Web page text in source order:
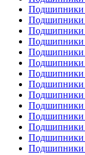
Подшипники
Подшипники
Подшипники
Подшипники
Подшипники
Подшипники
Подшипники